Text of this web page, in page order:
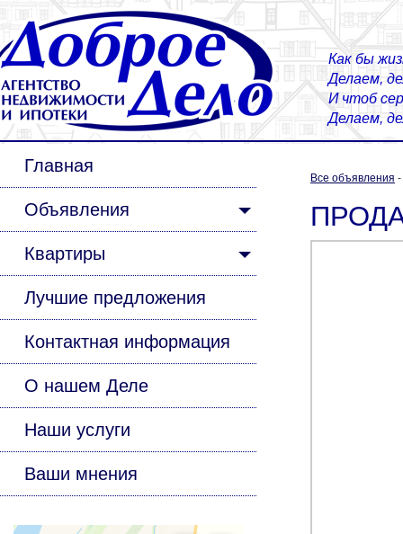
Как бы
Делаем,
И чтоб
Делаем,
Главная
Объявления
Квартиры
Лучшие предложения
Контактная информация
О нашем Деле
Наши услуги
Ваши мнения
Все объявления -